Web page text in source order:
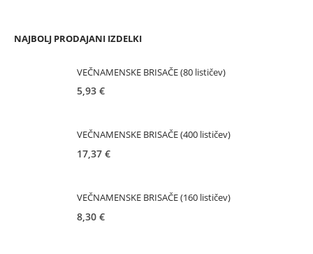
NAJBOLJ PRODAJANI IZDELKI
VEČNAMENSKE BRISAČE (80 lističev)
5,93 €
VEČNAMENSKE BRISAČE (400 lističev)
17,37 €
VEČNAMENSKE BRISAČE (160 lističev)
8,30 €